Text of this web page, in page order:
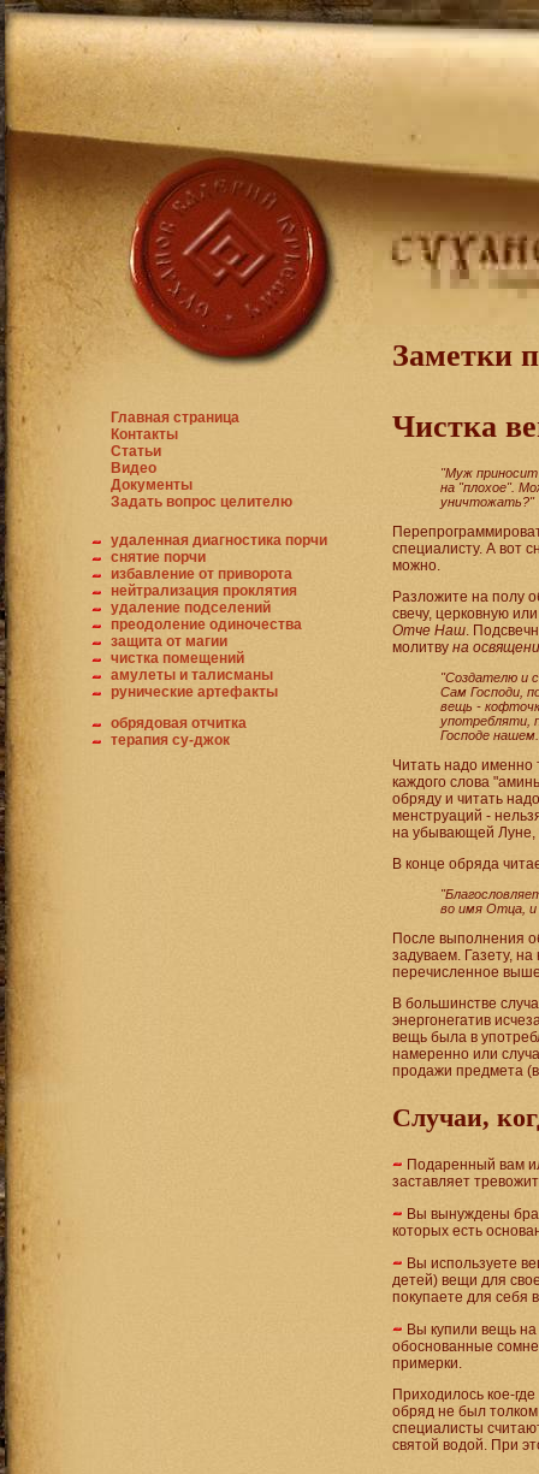
Заметки
Главная страница
Контакты
Статьи
Видео
Документы
Задать вопрос целителю
удаленная диагностика порчи
снятие порчи
избавление от приворота
нейтрализация проклятия
удаление подселений
преодоление одиночества
защита от магии
чистка помещений
амулеты и талисманы
рунические артефакты
обрядовая отчитка
терапия су-джок
Чистка
"Муж приносит
на "плохое".
уничтожать?"
специалисту. А вот
можно.
Разложите на полу
свечу, церковную
Отче Наш.
молитву на
"Создателю и
Сам Господи,
вещь -
употребляти,
Господе
Читать надо именно
каждого слова
обряду и читать
менструаций -
на убывающей Луне,
В конце обряда
во имя Отца,
После выполнения
задуваем. Газету,
перечисленное
В большинстве
энергонегатив
вещь была в
намеренно или
продажи предмета
Случаи,
Подаренный вам
заставляет
Вы вынуждены
которых есть
Вы используете
детей) вещи для
покупаете для себя
Вы купили вещь
обоснованные
примерки.
Приходилось кое-
обряд не был толком
специалисты
святой водой. При